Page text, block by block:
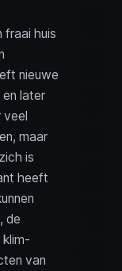
fraai huis
nieuwe
later
maar
is
heeft
de
klim­
van